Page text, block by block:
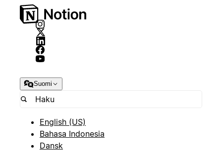
Suomi
English (US)
Bahasa Indonesia
Dansk